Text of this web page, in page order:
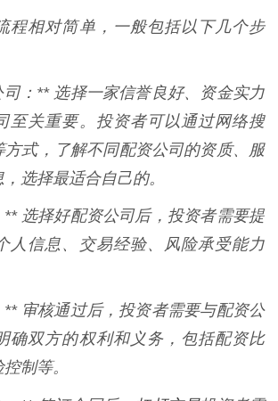
程相对简单，一般包括以下几个步
：** 选择一家信誉良好、资金实力
至关重要。投资者可以通过网络搜
方式，了解不同配资公司的资质、服
选择最适合自己的。
选择好配资公司后，投资者需要提
人信息、交易经验、风险承受能力
审核通过后，投资者需要与配资公
确双方的权利和义务，包括配资比
制等。